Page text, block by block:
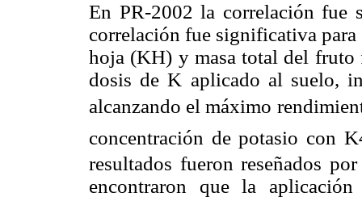
En PR-2002 la correlación
correlación fue significativa
hoja (KH) y masa total del
dosis de K aplicado al suelo,
alcanzando el máximo
concentración de potasio con
resultados fueron reseñados
encontraron que la